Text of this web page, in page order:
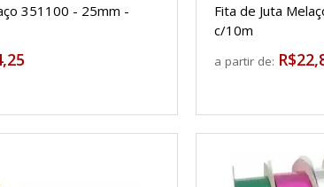
351100 - 25mm -
Fita de Juta
c/10m
a partir de: